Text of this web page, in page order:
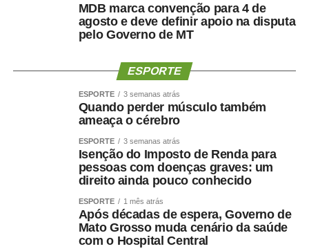
MDB marca convenção para 4 de
agosto e deve definir apoio na disputa
pelo Governo de MT
ESPORTE
ESPORTE 3 semanas atrás
Quando perder músculo também
ameaça o cérebro
ESPORTE 3 semanas atrás
Isenção do Imposto de Renda para
pessoas com doenças graves: um
direito ainda pouco conhecido
ESPORTE 1 mês atrás
Após décadas de espera, Governo de
Mato Grosso muda cenário da saúde
com o Hospital Central